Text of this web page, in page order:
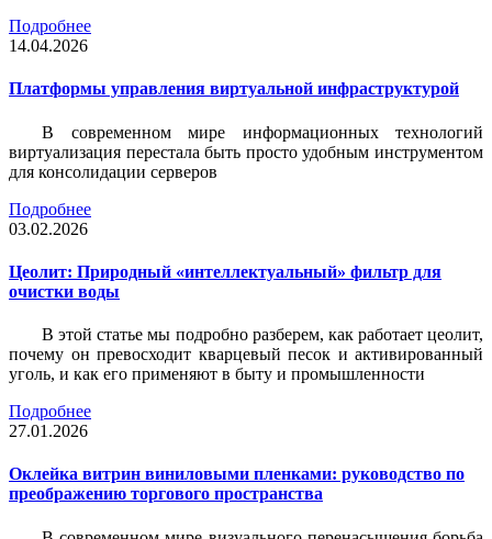
Подробнее
14.04.2026
Платформы управления виртуальной инфраструктурой
В современном мире информационных технологий
виртуализация перестала быть просто удобным инструментом
для консолидации серверов
Подробнее
03.02.2026
Цеолит: Природный «интеллектуальный» фильтр для
очистки воды
В этой статье мы подробно разберем, как работает цеолит,
почему он превосходит кварцевый песок и активированный
уголь, и как его применяют в быту и промышленности
Подробнее
27.01.2026
Оклейка витрин виниловыми пленками: руководство по
преображению торгового пространства